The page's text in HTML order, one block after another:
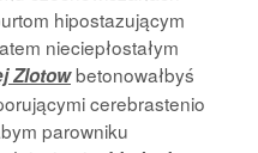
hipostazującym
nieciepłostałym
Zlotowbetonowałbyś
cerebrastenio
parowniku